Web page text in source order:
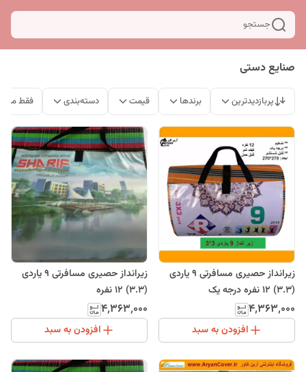
جستجو
صنایع دستی
پربازدیدترین برندها قیمت دسته‌بندی فقط
زیرانداز حصیری مسافرتی 9 یاردی
(3.3) 12 نفره درجه یک
۴٬۳۶۳٬۰۰۰
افزودن به سبد
زیرانداز حصیری مسافرتی 9 یاردی
(3.3) 12 نفره
۴٬۳۶۳٬۰۰۰
افزودن به سبد